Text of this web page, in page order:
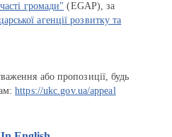
громади" (EGAP), за
агенції розвитку та
або пропозиції, будь
https://ukc.gov.ua/appeal